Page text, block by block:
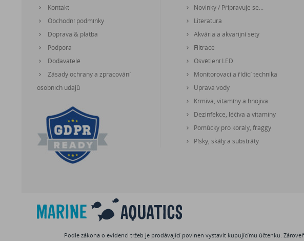
Kontakt
Obchodní podmínky
Doprava & platba
Podpora
Dodavatelé
Zásady ochrany a zpracování
osobních údajů
Novinky / Připravuje se...
Literatura
Akvária a akvarijní sety
Filtrace
Osvětlení LED
Monitorovací a řídící technika
Úprava vody
Krmiva, vitamíny a hnojiva
Dezinfekce, léčiva a vitamíny
Pomůcky pro korály, fraggy
Písky, skály a substráty
Podle zákona o evidenci tržeb je prodávající povinen vystavit kupujícímu účtenku.